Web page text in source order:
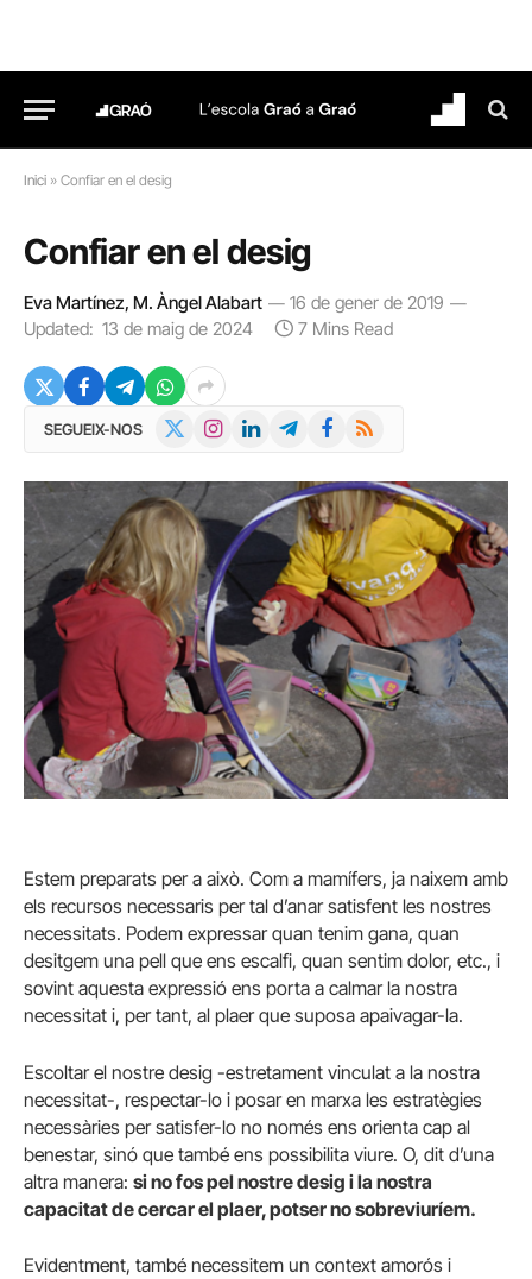
Inici » Confiar en el desig
Confiar en el desig
Eva Martínez, M. Àngel Alabart
16 de gener de 2019
Updated: 13 de maig de 2024 7 Mins Read
SEGUEIX-NOS InstagramLinkedInTelegramFacebook
RSS
Estem preparats per a això. Com a mamífers, ja naixem amb
els recursos necessaris per tal d’anar satisfent les nostres
necessitats. Podem expressar quan tenim gana, quan
desitgem una pell que ens escalfi, quan sentim dolor, etc., i
sovint aquesta expressió ens porta a calmar la nostra
necessitat i, per tant, al plaer que suposa apaivagar-la.
Escoltar el nostre desig -estretament vinculat a la nostra
necessitat-, respectar-lo i posar en marxa les estratègies
necessàries per satisfer-lo no només ens orienta cap al
benestar, sinó que també ens possibilita viure. O, dit d’una
altra manera: si no fos pel nostre desig i la nostra
capacitat de cercar el plaer, potser no sobreviuríem.
Evidentment, també necessitem un context amorós i